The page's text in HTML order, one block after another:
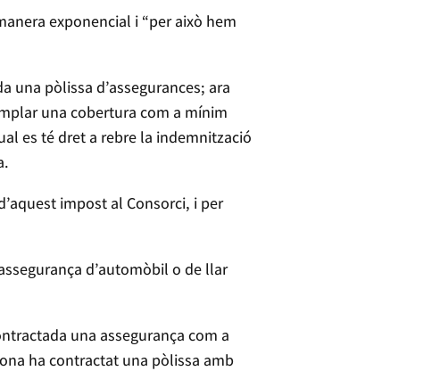
exponencial i “per això hem
pòlissa d’assegurances; ara
una cobertura com a mínim
es té dret a rebre la indemnització
impost al Consorci, i per
d’automòbil o de llar
una assegurança com a
ha contractat una pòlissa amb